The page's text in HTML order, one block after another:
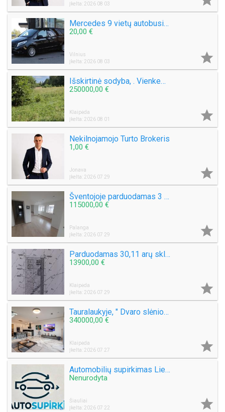
Įkelta: 2026 08 03
Mercedes 9 vietų autobusiuko nuoma su vairuotoju, pigiai, greitai, saugiai. Mikroautobuso Mercedes Benz Vito nuoma 8 sėdimos vietos be vairuotojo, bet kuriuo paros metu, paėmimas, nuvežimas kur tik Jums reikia Vilniuje ar visoje Lietuvoje ar užsienyje, ko
20,00 €
Vilnius
Įkelta: 2026 08 03

Išskirtinė sodyba, . Vienkemis. Apsodinta ąžuolais, beržais, spygliuočiais.
250000,00 €
Klaipėda
Įkelta: 2026 08 01

Nekilnojamojo Turto Brokeris
1,00 €
Jonava
Įkelta: 2026 07 29

Šventojoje parduodamas 3 kambarių 50 kv.m. Butas Mokyklos g.
115000,00 €
Palanga
Įkelta: 2026 07 29

Parduodamas 30,11 arų sklypą Šlapšilės km, Žiburių g. 25. Klaipėdos raj.
13900,00 €
Klaipėda
Įkelta: 2026 07 29

Tauralaukyje, " Dvaro slėnio " Medeinos g. Parduodamas kotedžas 113 kv.m. , sklypas 2,5 a .
340000,00 €
Klaipėda
Įkelta: 2026 07 27

Automobilių supirkimas Lietuvoje
Nenurodyta
Šiauliai
Įkelta: 2026 07 22
